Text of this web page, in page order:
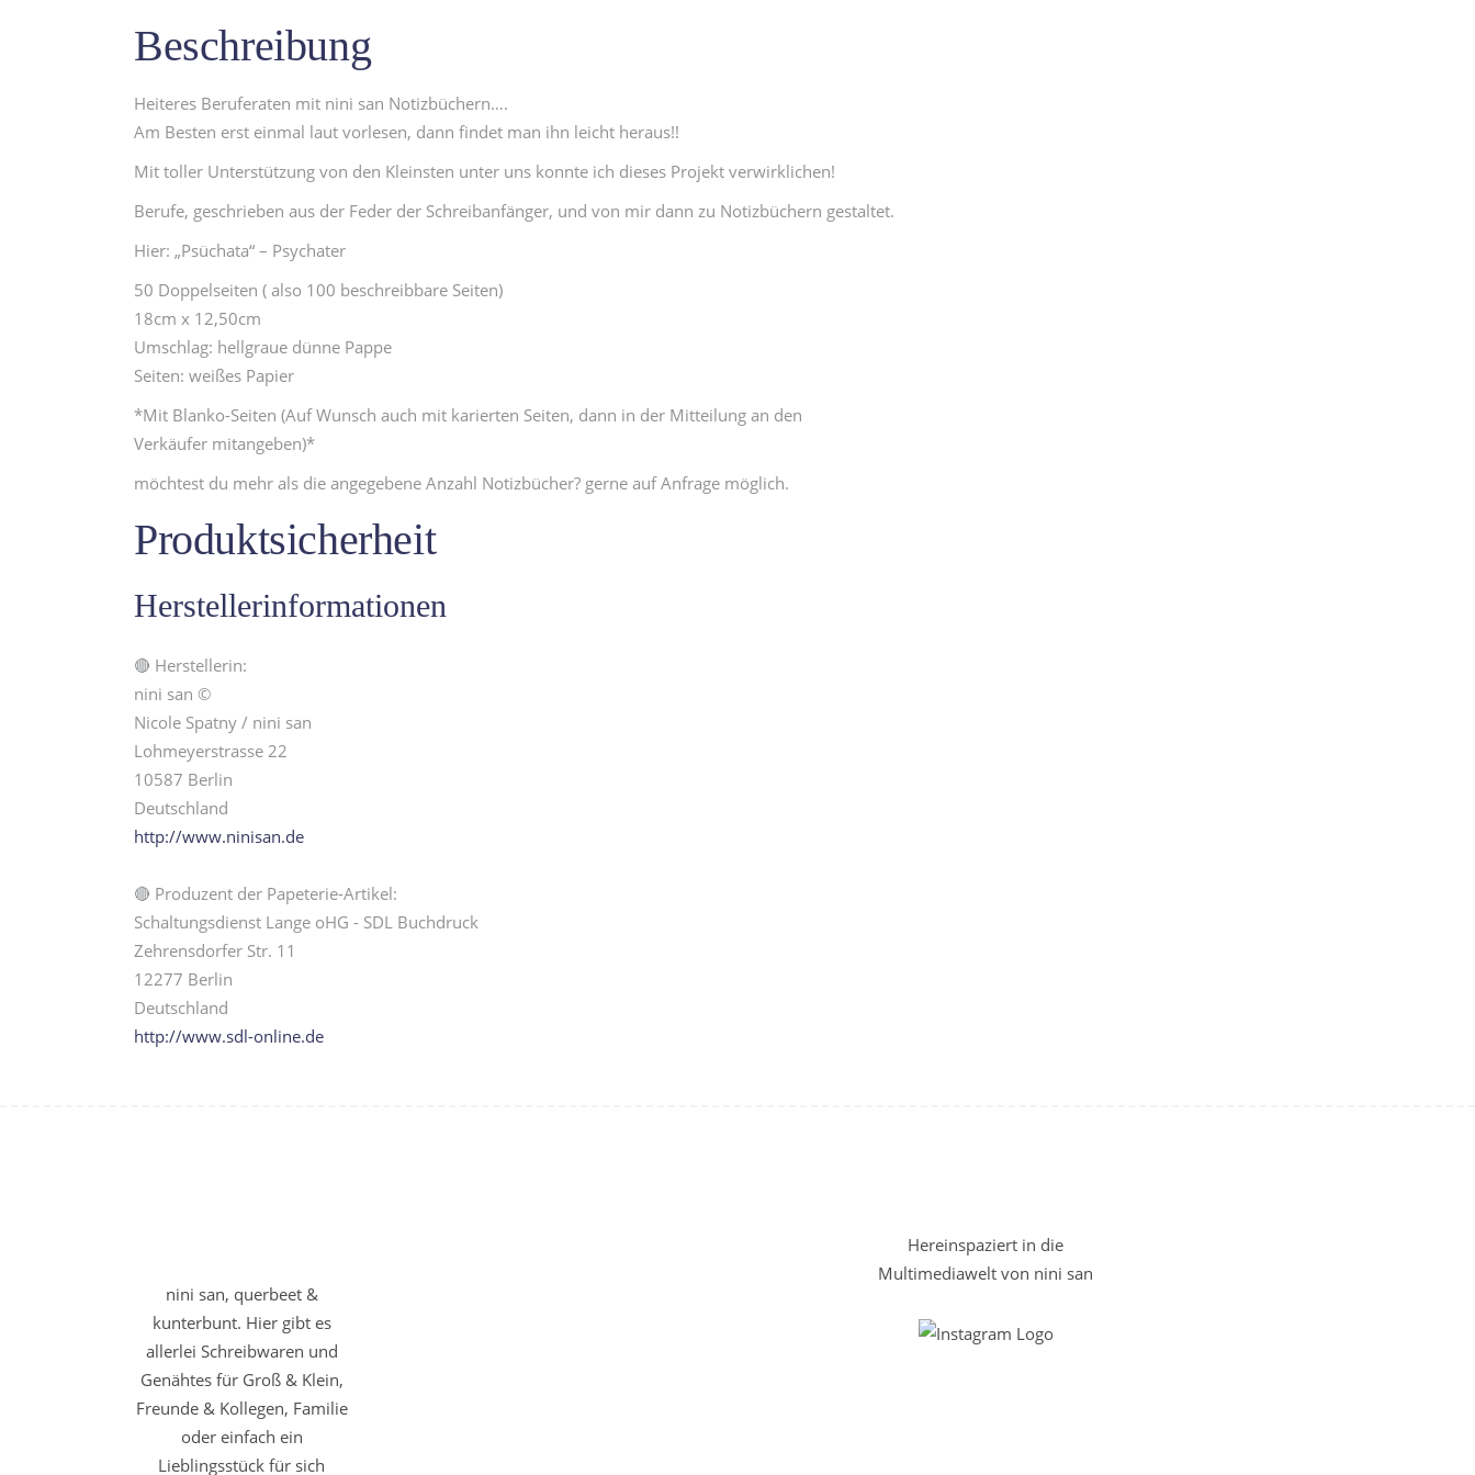
Beschreibung
Heiteres Beruferaten mit nini san Notizbüchern….
Am Besten erst einmal laut vorlesen, dann findet man ihn leicht heraus!!
Mit toller Unterstützung von den Kleinsten unter uns konnte ich dieses Projekt verwirklichen!
Berufe, geschrieben aus der Feder der Schreibanfänger, und von mir dann zu Notizbüchern gestaltet.
Hier: „Psüchata“ – Psychater
50 Doppelseiten ( also 100 beschreibbare Seiten)
18cm x 12,50cm
Umschlag: hellgraue dünne Pappe
Seiten: weißes Papier
*Mit Blanko-Seiten (Auf Wunsch auch mit karierten Seiten, dann in der Mitteilung an den
Verkäufer mitangeben)*
möchtest du mehr als die angegebene Anzahl Notizbücher? gerne auf Anfrage möglich.
Produktsicherheit
Herstellerinformationen
🔴 Herstellerin:
nini san ©
Nicole Spatny / nini san
Lohmeyerstrasse 22
10587 Berlin
Deutschland
http://www.ninisan.de
🔴 Produzent der Papeterie-Artikel:
Schaltungsdienst Lange oHG - SDL Buchdruck
Zehrensdorfer Str. 11
12277 Berlin
Deutschland
http://www.sdl-online.de
nini san, querbeet &
kunterbunt. Hier gibt es
allerlei Schreibwaren und
Genähtes für Groß & Klein,
Freunde & Kollegen, Familie
oder einfach ein
Lieblingsstück für sich
Hereinspaziert in die
Multimediawelt von nini san